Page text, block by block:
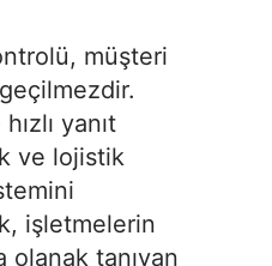
müşteri
yanıt
ve lojistik
işletmelerin
olanak tanıyan